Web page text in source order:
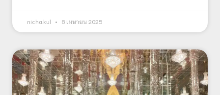
nicha.kul 8 เมษายน 2025